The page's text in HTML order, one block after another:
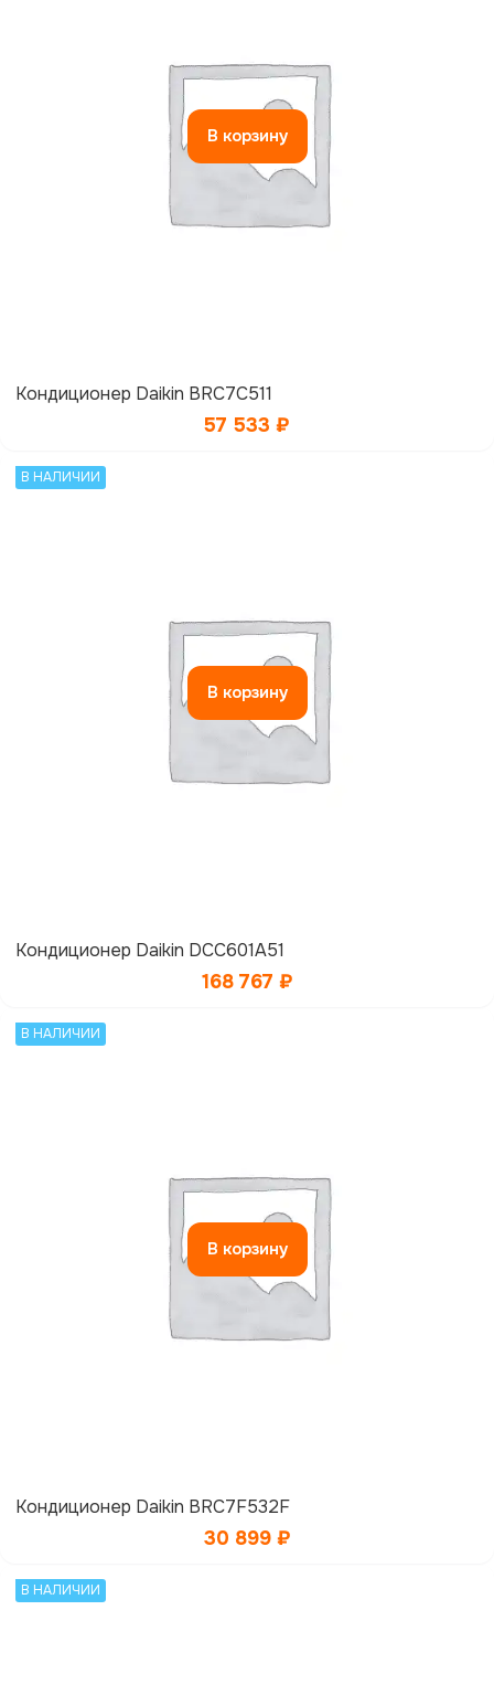
В корзину
Кондиционер Daikin BRC7C511
57 533 ₽
В НАЛИЧИИ
В корзину
Кондиционер Daikin DCC601A51
168 767 ₽
В НАЛИЧИИ
В корзину
Кондиционер Daikin BRC7F532F
30 899 ₽
В НАЛИЧИИ